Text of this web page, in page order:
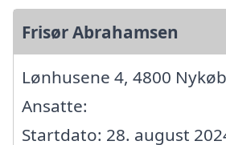
Frisør Abrahamsen
Lønhusene 4, 4800
Ansatte:
Startdato: 28. august